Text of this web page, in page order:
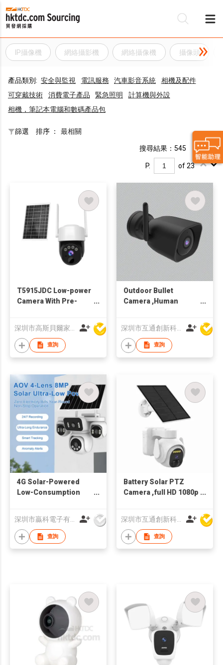
IP攝像機 網絡攝影機 網絡攝像機 攝像頭
產品類別: 安全與監視 電訊服務 汽車影音系統
相機及配件
可穿戴技術
消費電子產品 緊急照​​明
計算機與外設
相機，筆記本電腦和數碼產品包
篩選 排序 ： 最相關
搜尋結果：545
P. of 23
T5915JDC Low-power
Camera With Pre-
查詢
Outdoor Bullet
Camera ,Human
1296P live view • Wi-Fi
(2.4GHz) & BLE
connection (Dual
tracking ) • 100-
degree wide angle •
Two-way audio • IR
night vision • Light
flash alarm • Web RTC
• IP65 waterproof
深圳市互通創新科技有限公司
查詢
4G Solar-Powered
Low-Consumption
Standby & AI Human
Tracking查詢
Battery Solar PTZ
Camera ,full HD 1080p
connection, two-way
audio,IR night
vision(spotlight for
battery&3W solar
panel,easy
installation,PIR
detection&alerts,Siren
alarm/Flash
深圳市互通創新科技有限公司
查詢